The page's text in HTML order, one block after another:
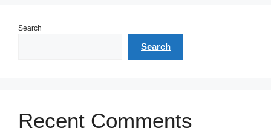
Search
Search
Recent Comments